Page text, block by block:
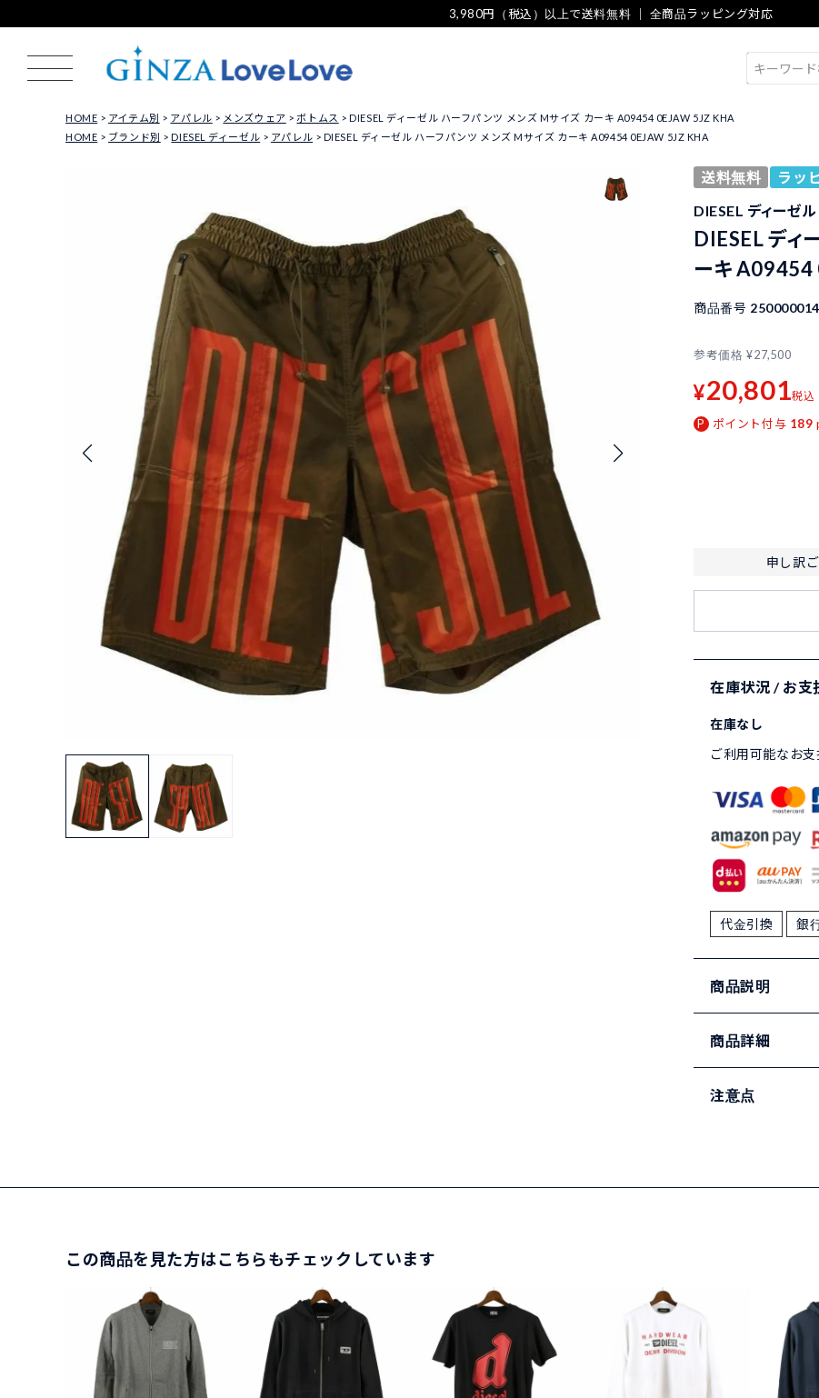
3,980円（税込）以上で送料無料 ｜ 全商品ラッピング対応
HOME アイテム別 アパレル メンズウェア ボトムス
DIESEL ディーゼル ハーフパンツ メンズ Mサイズ カーキ A09454 0EJAW 5JZ KHA
HOME
ブランド別 DIESEL ディーゼル アパレル DIESEL ディーゼル ハーフパンツ メンズ Mサイズ カーキ A09454 0EJAW 5JZ KHA
送料無料
ラッ
DIESEL ディーゼル
DIESEL ディ
ーキ A09454
商品番号
参考価格 ¥27,500
¥20,801税込
ポイント付与 189
申し訳
在庫状況 / お支
在庫なし
ご利用可能なお支
代金引換 銀
商品説明
商品詳細
注意点
この商品を見た方はこちらもチェックしています